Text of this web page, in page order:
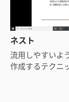
ネスト
流用しやすいよ
作成するテクニ